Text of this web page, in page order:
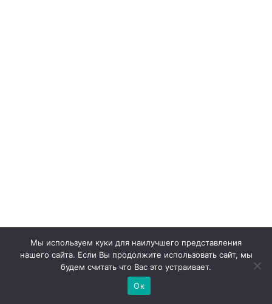
неудачи и вредные советы для
настоящих гурманов
Любите вкусно и полезно поесть?
Откройте для себя бразильские
Мы используем куки для наилучшего представления
нашего сайта. Если Вы продолжите использовать сайт, мы
будем считать что Вас это устраивает.
Ок